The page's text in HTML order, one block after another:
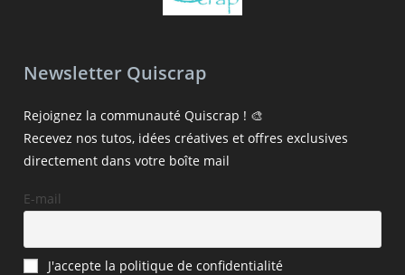
Newsletter Quiscrap
Rejoignez la communauté Quiscrap ! 🎨
Recevez nos tutos, idées créatives et offres exclusives
directement dans votre boîte mail
E-mail
J'accepte la politique de confidentialité